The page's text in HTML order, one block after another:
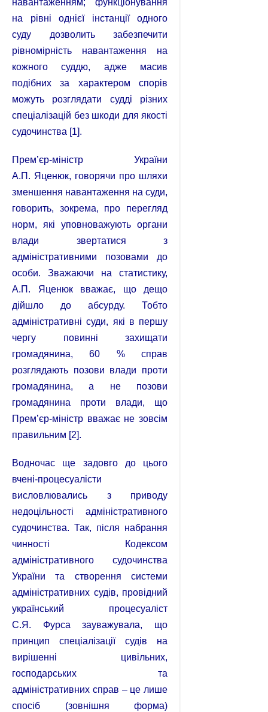
навантаженням; функціонування
на рівні однієї інстанції одного
суду дозволить забезпечити
рівномірність навантаження на
кожного суддю, адже масив
подібних за характером спорів
можуть розглядати судді різних
спеціалізацій без шкоди для якості
судочинства [1].
Прем’єр-міністр України
А.П. Яценюк, говорячи про шляхи
зменшення навантаження на суди,
говорить, зокрема, про перегляд
норм, які уповноважують органи
влади звертатися з
адміністративними позовами до
особи. Зважаючи на статистику,
А.П. Яценюк вважає, що дещо
дійшло до абсурду. Тобто
адміністративні суди, які в першу
чергу повинні захищати
громадянина, 60 % справ
розглядають позови влади проти
громадянина, а не позови
громадянина проти влади, що
Прем’єр-міністр вважає не зовсім
правильним [2].
Водночас ще задовго до цього
вчені-процесуалісти
висловлювались з приводу
недоцільності адміністративного
судочинства. Так, після набрання
чинності Кодексом
адміністративного судочинства
України та створення системи
адміністративних судів, провідний
український процесуаліст
С.Я. Фурса зауважувала, що
принцип спеціалізації судів на
вирішенні цивільних,
господарських та
адміністративних справ – це лише
спосіб (зовнішня форма)